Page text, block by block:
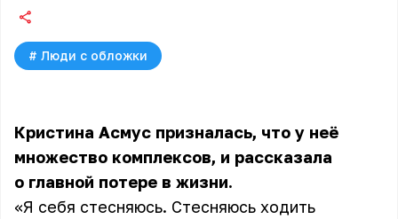
# Люди с обложки
Кристина Асмус призналась, что у неё
множество комплексов, и рассказала
о главной потере в жизни.
«Я себя стесняюсь. Стесняюсь ходить